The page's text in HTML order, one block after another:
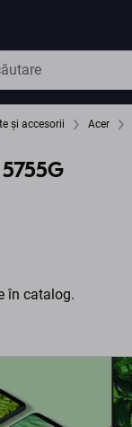
și accesorii Acer
în catalog.